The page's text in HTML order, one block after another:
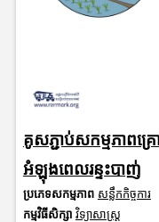
គូសភ្ជាប់សកម្មភាពគ្រ
អំឡុងពេលរន្ទះបាញ់
ប្រភេទសកម្មភាព សន្លឹកកិច្ចការ
កម្មវិធីសិក្សា វិទ្យាសាស្រ្ត